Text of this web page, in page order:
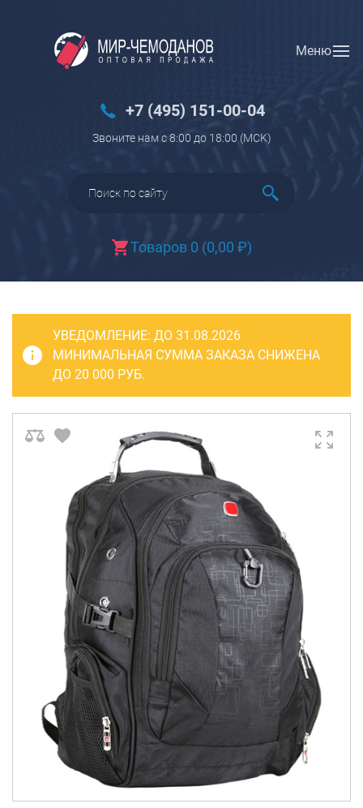
Меню
+7 (495) 151-00-04
Звоните нам с 8:00 до 18:00 (МCK)
Товаров 0 (0,00 ₽)
Вход Регистрация
Багаж
Чемоданы
Чемоданы детские
Пилоты на колесах
Рюкзаки детские для детских
Бьюти-кейсы
САКВОЯЖИ
РАСПРОДАЖА
Сумки колесные
Сумки спортивные
Сумки деловые
Сумки поясные
Сумки пляжные
Сумки для ноутбуков
Сумки-тележки хозяйственные
Сумки-рюкзаки на колёсах
Сумки детские
Рюкзаки
Рюкзаки городские
Рюкзаки школьные
Рюкзаки подростковые
УВЕДОМЛЕНИЕ: ДО 31.08.2026
МИНИМАЛЬНАЯ СУММА ЗАКАЗА СНИЖЕНА
ДО 20 000 РУБ.